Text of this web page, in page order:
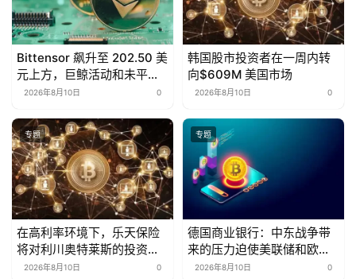
Bittensor 飙升至 202.50 美
元上方，巨鲸活动和未平仓
合约均上升
2026年8月10日 0
韩国股市投资者在一周内转
向$609M 美国市场
2026年8月10日 0
专题
在高利率环境下，乐天保险
将对利川奥特莱斯的投资延
长至2028年
2026年8月10日 0
专题
德国商业银行：中东战争带
来的压力迫使美联储和欧洲
央行加息
2026年8月10日 0